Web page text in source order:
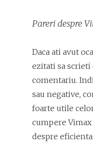
Pareri despre
Daca ati avut
ezitati sa
comentariu.
sau negative,
foarte utile
cumpere
despre